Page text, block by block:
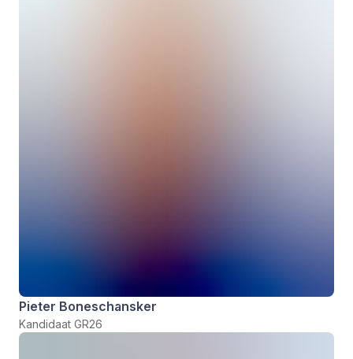
Pieter Boneschansker
Kandidaat GR26